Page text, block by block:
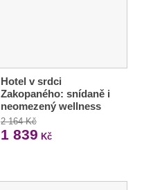
Hotel v srdci
Zakopaného: snídaně i
neomezený wellness
2 164 Kč
1 839 Kč